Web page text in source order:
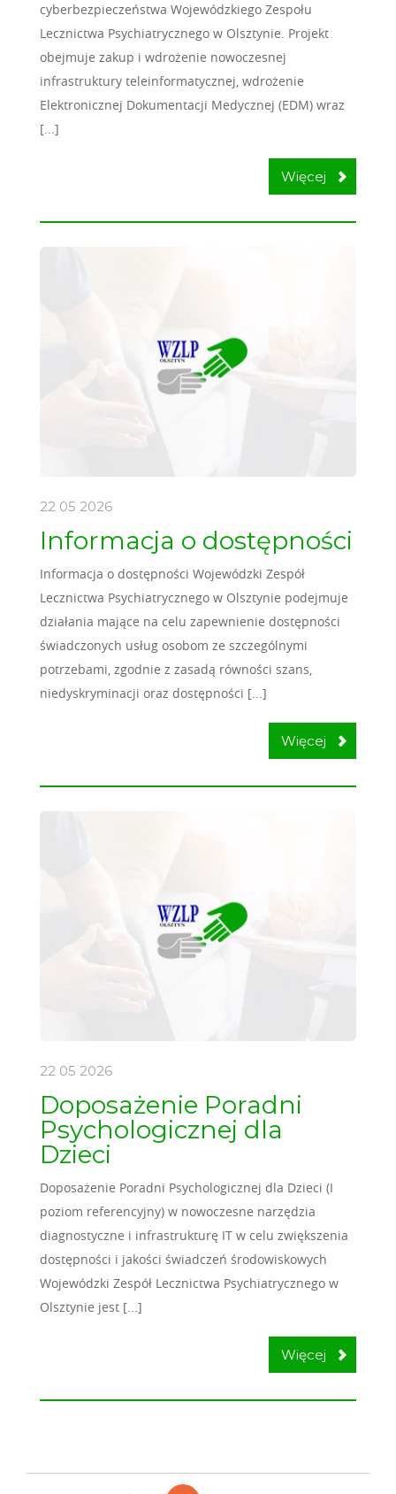
cyberbezpieczeństwa Wojewódzkiego Zespołu
Lecznictwa Psychiatrycznego w Olsztynie. Projekt
obejmuje zakup i wdrożenie nowoczesnej
infrastruktury teleinformatycznej, wdrożenie
Elektronicznej Dokumentacji Medycznej (EDM) wraz
[...]
Więcej
22 05 2026
Informacja o dostępności
Informacja o dostępności Wojewódzki Zespół
Lecznictwa Psychiatrycznego w Olsztynie podejmuje
działania mające na celu zapewnienie dostępności
świadczonych usług osobom ze szczególnymi
potrzebami, zgodnie z zasadą równości szans,
niedyskryminacji oraz dostępności [...]
Więcej
22 05 2026
Doposażenie Poradni
Psychologicznej dla
Dzieci
Doposażenie Poradni Psychologicznej dla Dzieci (I
poziom referencyjny) w nowoczesne narzędzia
diagnostyczne i infrastrukturę IT w celu zwiększenia
dostępności i jakości świadczeń środowiskowych
Wojewódzki Zespół Lecznictwa Psychiatrycznego w
Olsztynie jest [...]
Więcej